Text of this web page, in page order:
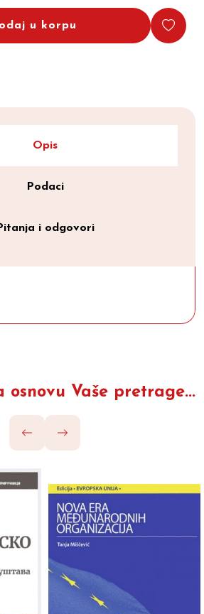
u korpu
Opis
Podaci
i odgovori
osnovu Vaše pretrage...